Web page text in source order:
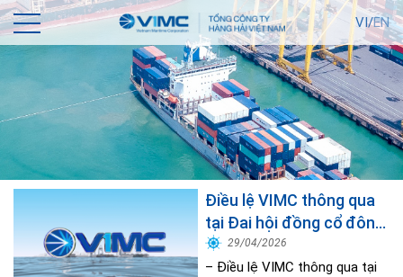
VI/EN
Điều lệ VIMC thông qua
tại Đai hội đồng cổ đông
thường niên năm 2026
29/04/2026
– Điều lệ VIMC thông qua tại